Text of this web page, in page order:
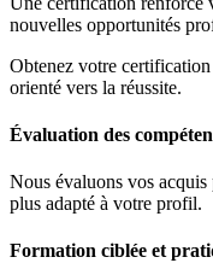
nouvelles opportunités
Obtenez votre
orienté vers la réussite.
Évaluation des
Nous évaluons vos
plus adapté à votre profil.
Formation ciblée et